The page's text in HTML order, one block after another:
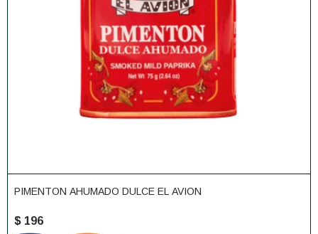
PIMENTON AHUMADO DULCE EL AVION
$ 196